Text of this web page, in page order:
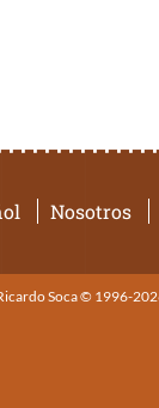
Nosotros
Soca © 1996-